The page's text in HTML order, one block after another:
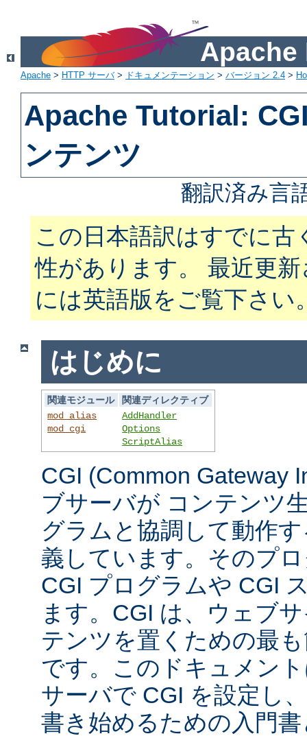
Apache
Apache > HTTP サーバ> ドキュメンテーション > バージョン 2.4 >
Apache Tutorial:
ンテンツ
翻訳済み言
この日本語訳はすでに古
性があります。 最近更
には英語版をご覧下さい
はじめに
関連モジュール
関連ディレクティブ
mod_alias
mod_cgi
AddHandler
Options
ScriptAlias
CGI (Common Gateway
ブサーバが コンテンツ
グラムと協調して動作
義しています。そのプ
CGI プログラムや CGI
ます。CGI は、ウェブ
テンツを置くための最
です。このドキュメン
サーバで CGI を設定し
書き始めるための入門